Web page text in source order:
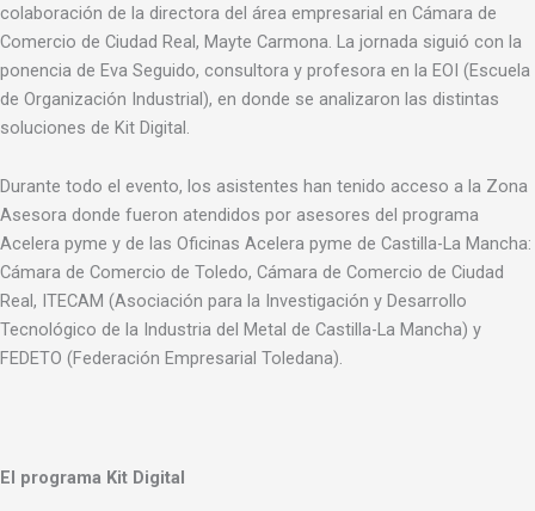
colaboración de la directora del área empresarial en Cámara de
Comercio de Ciudad Real, Mayte Carmona. La jornada siguió con la
ponencia de Eva Seguido, consultora y profesora en la EOI (Escuela
de Organización Industrial), en donde se analizaron las distintas
soluciones de Kit Digital.
Durante todo el evento, los asistentes han tenido acceso a la Zona
Asesora donde fueron atendidos por asesores del programa
Acelera pyme y de las Oficinas Acelera pyme de Castilla-La Mancha:
Cámara de Comercio de Toledo, Cámara de Comercio de Ciudad
Real, ITECAM (Asociación para la Investigación y Desarrollo
Tecnológico de la Industria del Metal de Castilla-La Mancha) y
FEDETO (Federación Empresarial Toledana).
El programa Kit Digital